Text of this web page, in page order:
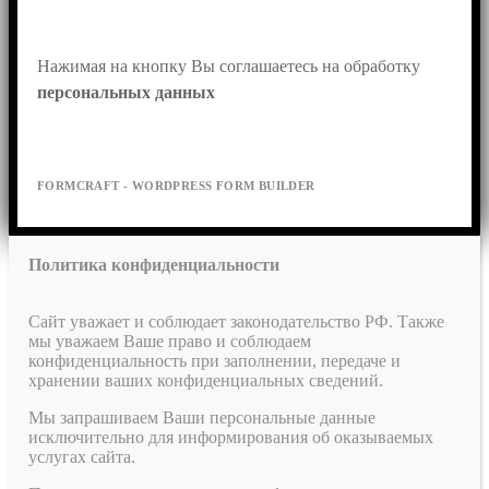
персональных данных
FORMCRAFT - WORDPRESS FORM BUILDER
Политика конфиденциальности
Сайт уважает и соблюдает законодательство РФ. Также
мы уважаем Ваше право и соблюдаем
конфиденциальность при заполнении, передаче и
хранении ваших конфиденциальных сведений.
Мы запрашиваем Ваши персональные данные
исключительно для информирования об оказываемых
услугах сайта.